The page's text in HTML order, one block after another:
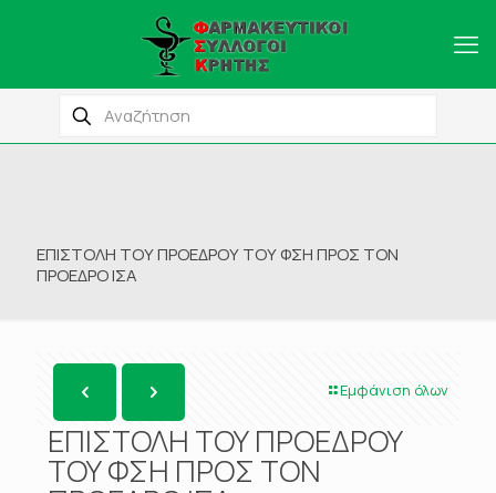
ΕΠΙΣΤΟΛΗ ΤΟΥ ΠΡΟΕΔΡΟΥ ΤΟΥ ΦΣΗ ΠΡΟΣ ΤΟΝ
ΠΡΟΕΔΡΟ ΙΣΑ
Εμφάνιση όλων
ΕΠΙΣΤΟΛΗ ΤΟΥ ΠΡΟΕΔΡΟΥ
ΤΟΥ ΦΣΗ ΠΡΟΣ ΤΟΝ